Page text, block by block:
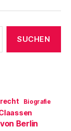
Biografie
Berlin